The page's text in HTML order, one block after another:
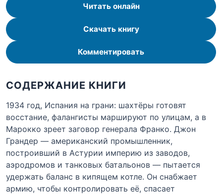
Читать онлайн
Скачать книгу
Комментировать
СОДЕРЖАНИЕ КНИГИ
1934 год, Испания на грани: шахтёры готовят
восстание, фалангисты маршируют по улицам, а в
Марокко зреет заговор генерала Франко. Джон
Грандер — американский промышленник,
построивший в Астурии империю из заводов,
аэродромов и танковых батальонов — пытается
удержать баланс в кипящем котле. Он снабжает
армию, чтобы контролировать её, спасает